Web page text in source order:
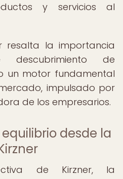
y servicios al
resalta la importancia
de
un motor fundamental
impulsado por
de los empresarios.
desde la
de Kirzner, la